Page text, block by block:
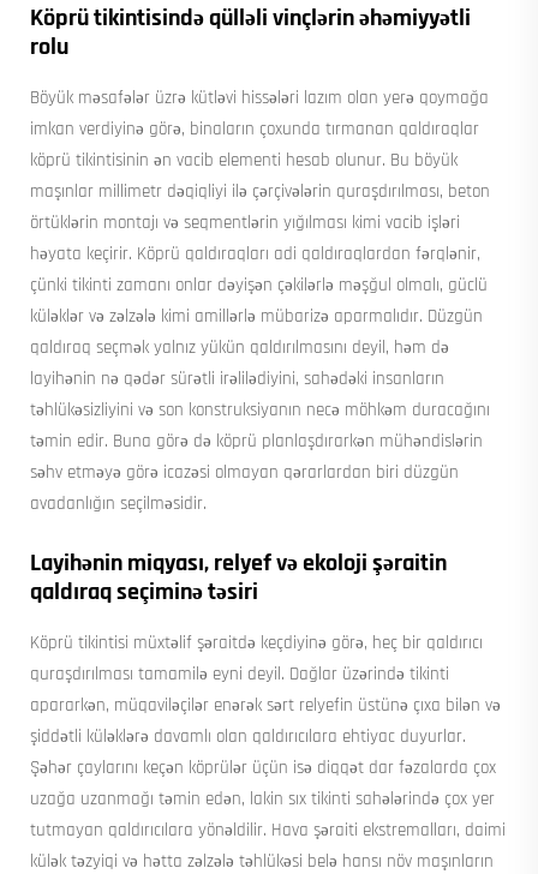
Köprü tikintisində qülləli vinçlərin əhəmiyyətli
rolu
Böyük məsafələr üzrə kütləvi hissələri lazım olan yerə qoymağa
imkan verdiyinə görə, binaların çoxunda tırmanan qaldıraqlar
köprü tikintisinin ən vacib elementi hesab olunur. Bu böyük
maşınlar millimetr dəqiqliyi ilə çərçivələrin quraşdırılması, beton
örtüklərin montajı və seqmentlərin yığılması kimi vacib işləri
həyata keçirir. Köprü qaldıraqları adi qaldıraqlardan fərqlənir,
çünki tikinti zamanı onlar dəyişən çəkilərlə məşğul olmalı, güclü
küləklər və zəlzələ kimi amillərlə mübarizə aparmalıdır. Düzgün
qaldıraq seçmək yalnız yükün qaldırılmasını deyil, həm də
layihənin nə qədər sürətli irəlilədiyini, sahədəki insanların
təhlükəsizliyini və son konstruksiyanın necə möhkəm duracağını
təmin edir. Buna görə də köprü planlaşdırarkən mühəndislərin
səhv etməyə görə icazəsi olmayan qərarlardan biri düzgün
avadanlığın seçilməsidir.
Layihənin miqyası, relyef və ekoloji şəraitin
qaldıraq seçiminə təsiri
Köprü tikintisi müxtəlif şəraitdə keçdiyinə görə, heç bir qaldırıcı
quraşdırılması tamamilə eyni deyil. Dağlar üzərində tikinti
apararkən, müqaviləçilər enərək sərt relyefin üstünə çıxa bilən və
şiddətli küləklərə davamlı olan qaldırıcılara ehtiyac duyurlar.
Şəhər çaylarını keçən köprülər üçün isə diqqət dar fəzalarda çox
uzağa uzanmağı təmin edən, lakin sıx tikinti sahələrində çox yer
tutmayan qaldırıcılara yönəldilir. Hava şəraiti ekstremalları, daimi
külək təzyiqi və hətta zəlzələ təhlükəsi belə hansı növ maşınların